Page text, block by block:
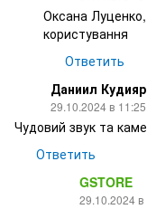
Оксана
користування
Ответить
Даниил
29.10.2024 в 11:25
Чудовий звук та
Ответить
GSTORE
29.10.2024